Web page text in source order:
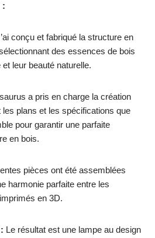
:
conçu et fabriqué la structure en
des essences de bois
leur beauté naturelle.
a pris en charge la création
plans et les spécifications que
pour garantir une parfaite
en bois.
pièces ont été assemblées
harmonie parfaite entre les
en 3D.
Le résultat est une lampe au design